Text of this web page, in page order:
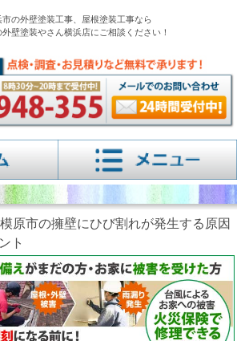
市の外壁塗装工事、屋根塗装工事なら
外壁塗装やさん横浜店にご相談ください！
原市の擁壁にひび割れが発生する原因
ト